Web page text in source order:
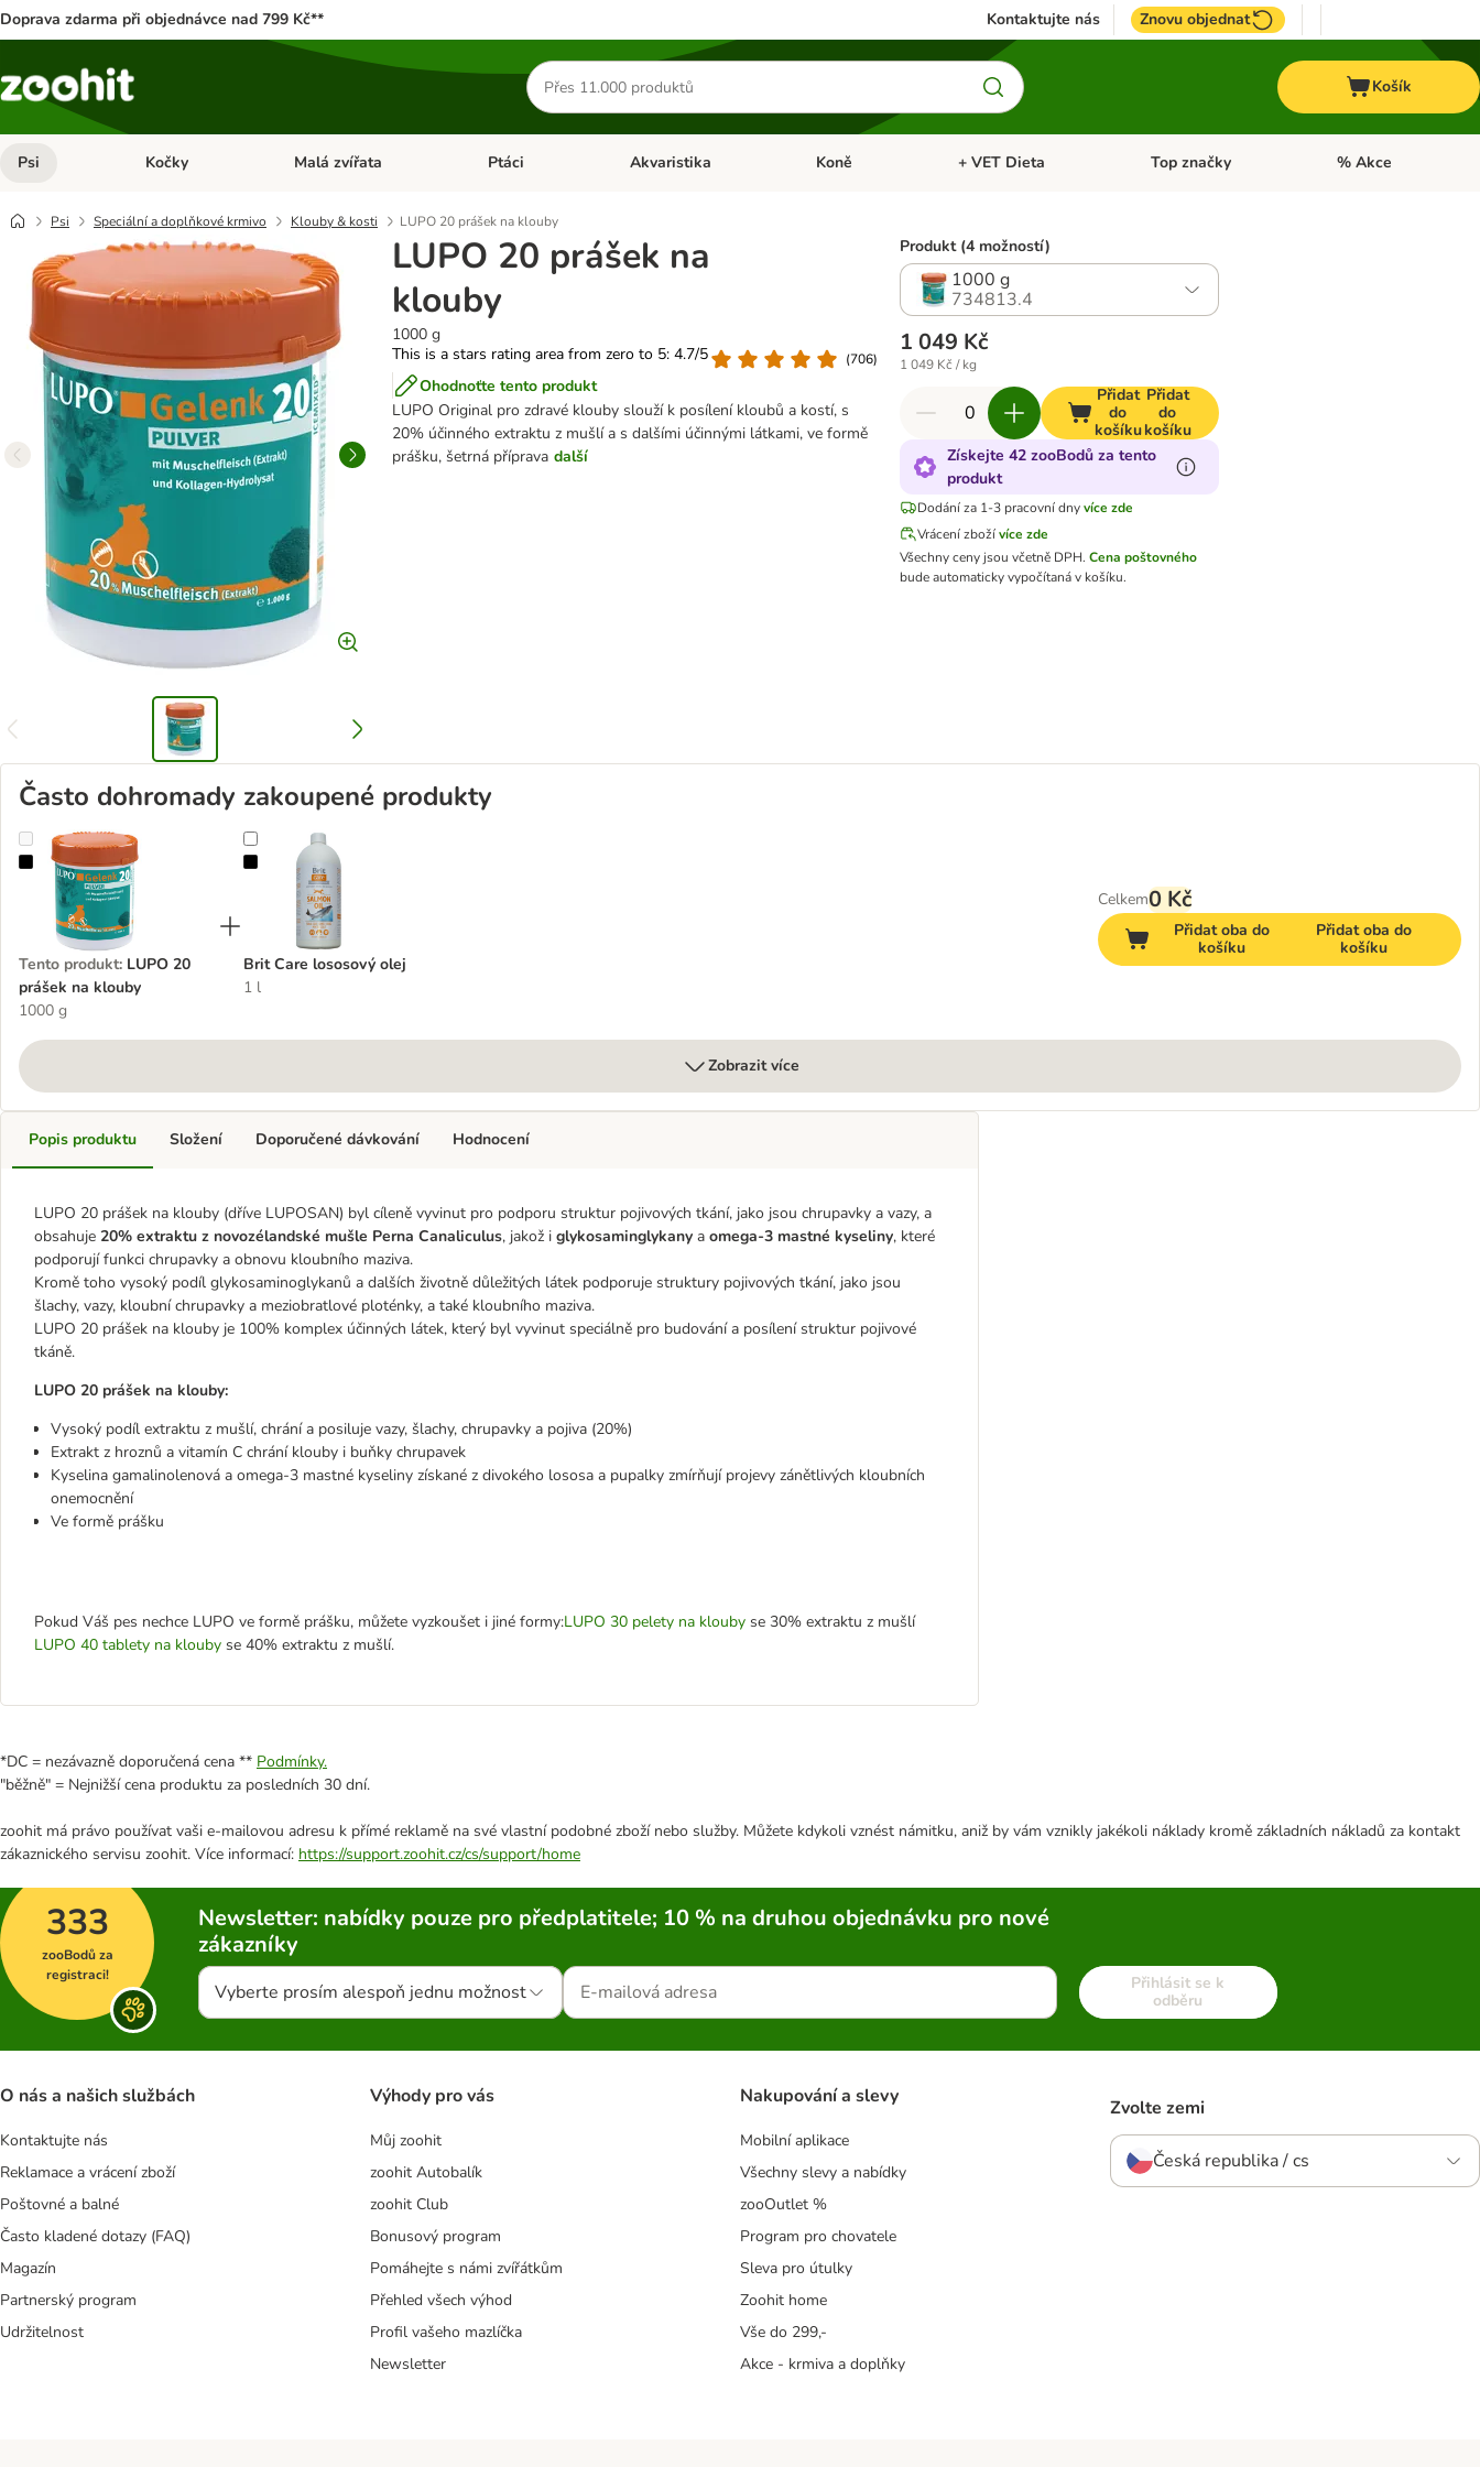
Doprava zdarma při objednávce nad 799 Kč** Kontaktujte nás Znovu objednat
Hledat
produkty
Košík
Psi Otevřít menu: Psi
Kočky Otevřít menu: Kočky
Malá zvířata Otevřít menu: Malá zvířata
Ptáci Otevřít menu: Ptáci
Akvaristika Otevřít menu: Akvaristika
Koně Otevřít menu: Koně
+ VET Dieta Otevřít menu: + VET Dieta
Top značky Otevřít menu: Top
% Akce
Psi Speciální a doplňkové krmivo Klouby & kosti LUPO 20 prášek na klouby
LUPO 20 prášek na
klouby
1000 g
This is a stars rating area from zero to 5: 4.7/5
(706)
Ohodnoťte tento produkt
LUPO Original pro zdravé klouby slouží k posílení kloubů a kostí, s
20% účinného extraktu z mušlí a s dalšími účinnými látkami, ve formě
prášku, šetrná příprava další
Produkt (4 možností)
1000 g
734813.4
1 049 Kč
1 049 Kč / kg
Přidat
do
košíku
Přidat
do
košíku
Získejte 42 zooBodů za tento
produkt
Dodání za 1-3 pracovní dny více zde
Vrácení zbožívíce zde
Všechny ceny jsou včetně DPH. Cena poštovného
bude automaticky vypočítaná v košíku.
Často dohromady zakoupené produkty
LUPO 20 prášek na klouby
Tento produkt: LUPO 20
prášek na klouby
1000 g
Brit Care lososový olej
Brit Care lososový olej
1 l
Celkem0 Kč
Přidat oba do
košíku
Přidat oba do
košíku
Zobrazit více
Popis produktu
LUPO 20 prášek na klouby (dříve LUPOSAN) byl cíleně vyvinut pro podporu struktur pojivových tkání, jako jsou chrupavky a vazy, a
obsahuje 20% extraktu z novozélandské mušle Perna Canaliculus, jakož i glykosaminglykany a omega-3 mastné kyseliny, které
podporují funkci chrupavky a obnovu kloubního maziva.
Kromě toho vysoký podíl glykosaminoglykanů a dalších životně důležitých látek podporuje struktury pojivových tkání, jako jsou
šlachy, vazy, kloubní chrupavky a meziobratlové ploténky, a také kloubního maziva.
LUPO 20 prášek na klouby je 100% komplex účinných látek, který byl vyvinut speciálně pro budování a posílení struktur pojivové
tkáně.
LUPO 20 prášek na klouby:
Vysoký podíl extraktu z mušlí, chrání a posiluje vazy, šlachy, chrupavky a pojiva (20%)
Extrakt z hroznů a vitamín C chrání klouby i buňky chrupavek
Kyselina gamalinolenová a omega-3 mastné kyseliny získané z divokého lososa a pupalky zmírňují projevy zánětlivých kloubních
onemocnění
Ve formě prášku
Pokud Váš pes nechce LUPO ve formě prášku, můžete vyzkoušet i jiné formy:LUPO 30 pelety na klouby se 30% extraktu z mušlí
LUPO 40 tablety na klouby se 40% extraktu z mušlí.
Složení Doporučené dávkování Hodnocení
*DC = nezávazně doporučená cena ** Podmínky.
"běžně" = Nejnižší cena produktu za posledních 30 dní.
zoohit má právo používat vaši e-mailovou adresu k přímé reklamě na své vlastní podobné zboží nebo služby. Můžete kdykoli vznést námitku, aniž by vám vznikly jakékoli náklady kromě základních nákladů za kontakt
zákaznického servisu zoohit. Více informací: https://support.zoohit.cz/cs/support/home
333
zooBodů za
registraci!
Newsletter: nabídky pouze pro předplatitele; 10 % na druhou objednávku pro nové
zákazníky
Vyberte prosím alespoň jednu možnost
Přihlásit se k
odběru
O nás a našich službách
Kontaktujte nás
Reklamace a vrácení zboží
Poštovné a balné
Často kladené dotazy (FAQ)
Magazín
Partnerský program
Udržitelnost
Výhody pro vás
Můj zoohit
zoohit Autobalík
zoohit Club
Bonusový program
Pomáhejte s námi zvířátkům
Přehled všech výhod
Profil vašeho mazlíčka
Newsletter
Nakupování a slevy
Mobilní aplikace
Všechny slevy a nabídky
zooOutlet %
Program pro chovatele
Sleva pro útulky
Zoohit home
Vše do 299,-
Akce - krmiva a doplňky
Zvolte zemi
Česká republika / cs